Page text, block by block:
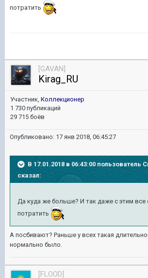
потратить
[GAVAN]
Kirag_RU
Участник, Коллекционер
1 730 публикаций
29 715 боёв
Опубликовано: 17 янв 2018, 06:45:27
В 17.01.2018 в 06:43:00 пользователь
сказал:
Да куда же больше? И так даже с этим
потратить
А посбивают? Раньше у всех такая
нормально было.
[FLOOD]